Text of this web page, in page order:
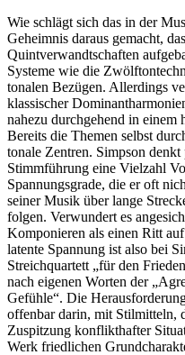
Wie schlägt sich das in der
Geheimnis daraus gemacht,
Quintverwandtschaften
Systeme wie die
tonalen Bezügen. Allerdings
klassischer
nahezu durchgehend in einem
Bereits die Themen selbst
tonale Zentren. Simpson
Stimmführung eine Vielzahl
Spannungsgrade, die er oft
seiner Musik über lange
folgen. Verwundert es
Komponieren als einen Ritt
latente Spannung ist also bei
Streichquartett „für den
nach eigenen Worten der
Gefühle“. Die
offenbar darin, mit Stilmitteln,
Zuspitzung konflikthafter
Werk friedlichen